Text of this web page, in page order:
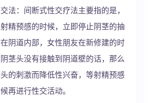
法：间断式性交疗法主要指的是，
精预感的时候，立即停止阴茎的抽
阴道内部，女性朋友在新修建的时
茎头没有接触到阴道壁的话，那么
的刺激而降低性兴奋，等射精预感
再进行性交活动。